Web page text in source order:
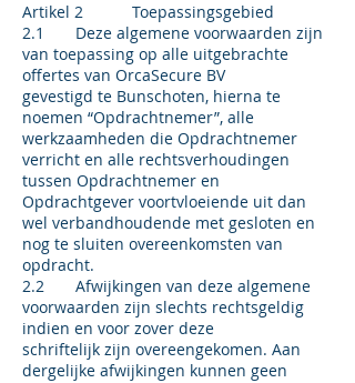
Artikel 2 Toepassingsgebied
2.1 Deze algemene voorwaarden zijn
van toepassing op alle uitgebrachte
offertes van OrcaSecure BV
gevestigd te Bunschoten, hierna te
noemen “Opdrachtnemer”, alle
werkzaamheden die Opdrachtnemer
verricht en alle rechtsverhoudingen
tussen Opdrachtnemer en
Opdrachtgever voortvloeiende uit dan
wel verbandhoudende met gesloten en
nog te sluiten overeenkomsten van
opdracht.
2.2 Afwijkingen van deze algemene
voorwaarden zijn slechts rechtsgeldig
indien en voor zover deze
schriftelijk zijn overeengekomen. Aan
dergelijke afwijkingen kunnen geen